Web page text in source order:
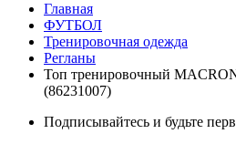
Главная
ФУТБОЛ
Тренировочная одежда
Регланы
Топ тренировочный
(86231007)
Подписывайтесь и будьте